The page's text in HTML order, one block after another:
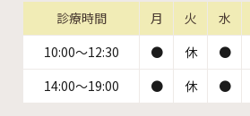
診療時間 月 火 水
10:00～12:30
● 休 ●
14:00～19:00
● 休 ●